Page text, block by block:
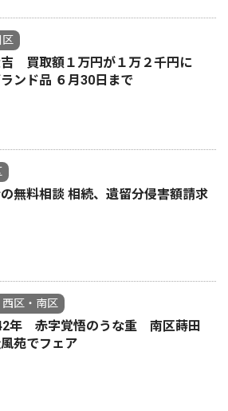
区
吉 買取額１万円が１万２千円に
ンド品 ６月30日まで
無料相談 相続、遺留分侵害額請求
西区・南区
年 赤字覚悟のうな重 南区蒔田
苑でフェア